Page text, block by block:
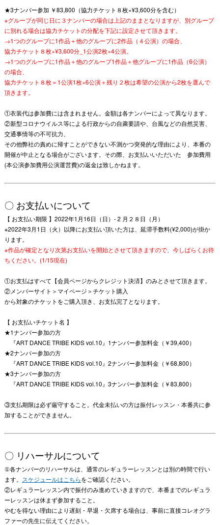
★3ナンバー参加 ￥83,800（協力チケット８枚×¥3,600分を含む）
※グループが同じ日に３ナンバーの場合は上記のままとなりますが、別グループ
に別れる場合は協力チケットの分配を下記に設定させて頂きます。
→1つのグループに1作品＋他のグループに2作品（４公演）の場合、
協力チケット８枚×¥3,600分_1公演2枚×4公演。
→1つのグループに1作品＋他のグループ1作品＋他グループに1作品（6公演）
の場合、
協力チケット８枚＝1公演1枚×6公演＋残り２枚は希望の公演から2枚を選んで
頂きます。
①衣装代は参加費には含まれません。金額は各ナンバーによって異なります。
②新型コロナウイルス等による行政からの自粛要請や、台風などの自然災害、
交通事情等の不可抗力、
その他弊社の責めに帰すことができない不測かつ突発的な理由により、本番の
開催が中止となる場合がございます。その際、お支払いいただいた 参加費用
(本公演参加費用公演運営費)の返金は致しかねます。
〇 お支払いについて
【 お支払い期限 】2022年1 月16日（日）- 2 月２８日（月）
※2022年3月1日（火）以降にお支払い頂いた方は、延滞手数料(¥2,000)が掛か
ります。
※作品が確定となり次第お支払いを開始とさせて頂きますので、今しばらくお待
ちください。(1/15現在)
①お支払はすべて【会員ページからクレジット決済】のみとさせて頂きます。
②メンバーサイト＞マイページ＞チケット購入
から対象のチケットをご購入頂き、お支払完了となります。
【 お支払いチケット名 】
★1ナンバー参加の方
『ART DANCE TRIBE KIDS vol.10』1ナンバー参加料金（￥39,400）
★2ナンバー参加の方
『ART DANCE TRIBE KIDS vol.10』2ナンバー参加料金（￥68,800）
★3ナンバー参加の方
『ART DANCE TRIBE KIDS vol.10』3ナンバー参加料金（￥83,800）
③支払期限は必ず厳守すること。代金未払いの方は振付レッスン・本番共に参
加することができません。
〇 リハーサルについて
①各ナンバーのリハーサルは、通常のレギュラーレッスンとは別の時間で行い
ます。
スケジュールはこちらをご確認ください。
②レギュラーレッスン内で振付のみ進めていきますので、本番までのレギュラ
ーレッスンは休まず参加すること。
やむを得ない理由により遅刻・早退・欠席する場合は、事前に直接コレオグラ
ファーの先生に伝えてください。